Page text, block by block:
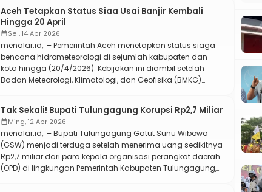
penyelidikan. Kasat Reskrim Polresta Yogyakarta Kompol
Riski Adrian membenarkan adanya penggerebekan
tersebut. […]
Aceh Tetapkan Status Siaa Usai Banjir Kembali
Hingga 20 April
calendar_monthSel, 14 Apr 2026
menalar.id,. – Pemerintah Aceh menetapkan status siaga
bencana hidrometeorologi di sejumlah kabupaten dan
kota hingga (20/4/2026). Kebijakan ini diambil setelah
Badan Meteorologi, Klimatologi, dan Geofisika (BMKG)
berpotensi mengalami hujan dengan intensitas sedang
hingga lebat yang dapat disertai angin kencang dan petir
dalam beberapa […]
Tak Sekali! Bupati Tulungagung Korupsi Rp2,7 Miliar
calendar_monthMing, 12 Apr 2026
menalar.id,. – Bupati Tulungagung Gatut Sunu Wibowo
(GSW) menjadi terduga setelah menerima uang sedikitnya
Rp2,7 miliar dari para kepala organisasi perangkat daerah
(OPD) di lingkungan Pemerintah Kabupaten Tulungagung,